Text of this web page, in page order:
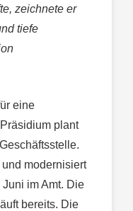
zeichnete er
tiefe
eine
plant
modernisiert
im Amt. Die
bereits. Die